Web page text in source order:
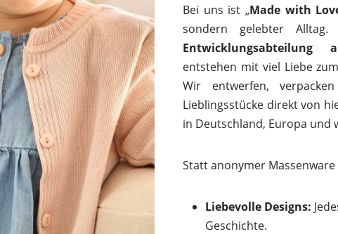
Bei uns ist „Made with
sondern gelebter
entstehen mit viel Liebe
Wir entwerfen,
Lieblingsstücke direkt von
in Deutschland, Europa und
Statt anonymer Massenware
Liebevolle Designs:
Geschichte.